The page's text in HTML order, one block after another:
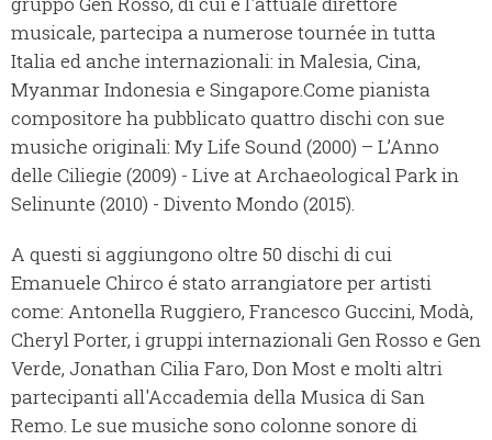
musicale, partecipa a numerose tournée in tutta
Italia ed anche internazionali: in Malesia, Cina,
Myanmar Indonesia e Singapore.Come pianista
compositore ha pubblicato quattro dischi con sue
musiche originali: My Life Sound (2000) – L’Anno
delle Ciliegie (2009) - Live at Archaeological Park in
Selinunte (2010) - Divento Mondo (2015).
A questi si aggiungono oltre 50 dischi di cui
Emanuele Chirco é stato arrangiatore per artisti
come: Antonella Ruggiero, Francesco Guccini, Modà,
Cheryl Porter, i gruppi internazionali Gen Rosso e Gen
Verde, Jonathan Cilia Faro, Don Most e molti altri
partecipanti all'Accademia della Musica di San
Remo. Le sue musiche sono colonne sonore di